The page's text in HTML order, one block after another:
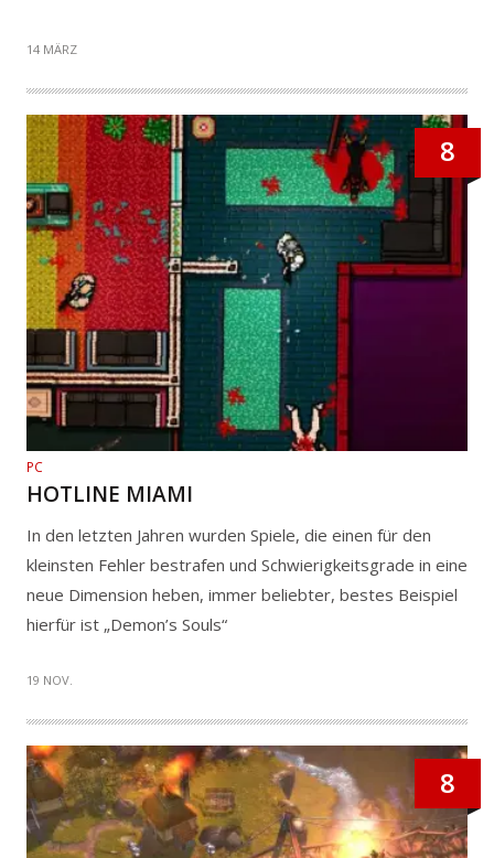
14 MÄRZ
8
PC
HOTLINE MIAMI
In den letzten Jahren wurden Spiele, die einen für den
kleinsten Fehler bestrafen und Schwierigkeitsgrade in eine
neue Dimension heben, immer beliebter, bestes Beispiel
hierfür ist „Demon’s Souls“
19 NOV.
8